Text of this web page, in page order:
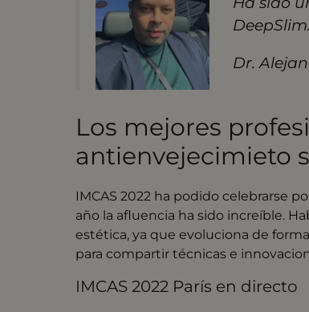
DeepSlim.
Dr.
Los mejores
antienvejecimieto
IMCAS 2022 ha podido celebrarse
año la afluencia ha sido increíble.
estética, ya que evoluciona de
para compartir técnicas e
IMCAS 2022 París en directo